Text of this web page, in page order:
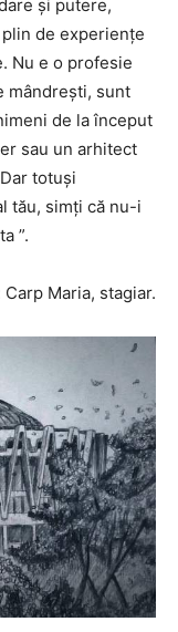
și putere,
de experiențe
Nu e o profesie
mândrești, sunt
de la început
sau un arhitect
totuși
tău, simți că nu-i
”.
Maria, stagiar.